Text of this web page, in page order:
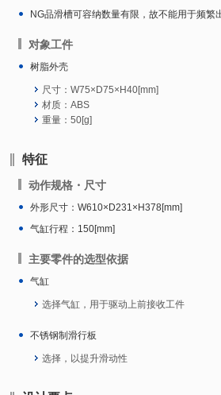
NG品滑槽可容纳数量有限，故不能用于频繁
对象工件
树脂外壳
尺寸：W75×D75×H40[mm]
材质：ABS
重量：50[g]
特征
动作规格・尺寸
外形尺寸：W610×D231×H378[mm]
气缸行程：150[mm]
主要零件的选型依据
气缸
选择气缸，用于驱动上前接收工件
不锈钢制滑行板
选择，以提升滑动性